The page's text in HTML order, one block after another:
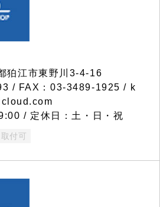
江市東野川3-4-16
/ FAX：03-3489-1925 / k
/ 定休日：土・日・祝
付可